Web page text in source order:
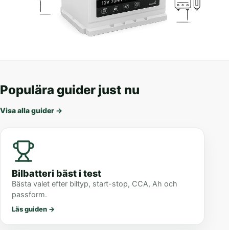
Populära guider just nu
Visa alla guider →
Bilbatteri bäst i test
Bästa valet efter biltyp, start-stop, CCA, Ah och
passform.
Läs guiden →